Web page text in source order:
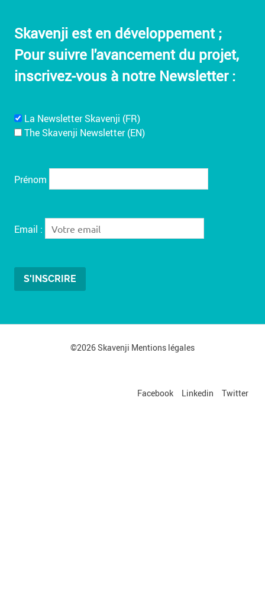
Skavenji est en développement ;
Pour suivre l'avancement du projet,
inscrivez-vous à notre Newsletter :
La Newsletter Skavenji (FR)
The Skavenji Newsletter (EN)
Prénom
Email :
©2026 Skavenji Mentions légales
Facebook Linkedin Twitter